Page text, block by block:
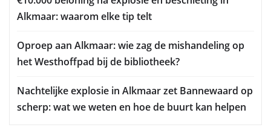
Alkmaar: waarom elke tip telt
Oproep aan Alkmaar: wie zag de mishandeling op
het Westhoffpad bij de bibliotheek?
Nachtelijke explosie in Alkmaar zet Bannewaard op
scherp: wat we weten en hoe de buurt kan helpen